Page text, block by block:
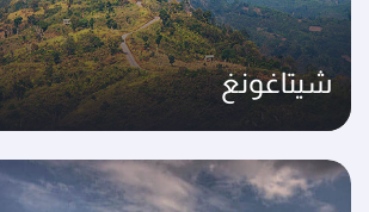
شيتاغونغ